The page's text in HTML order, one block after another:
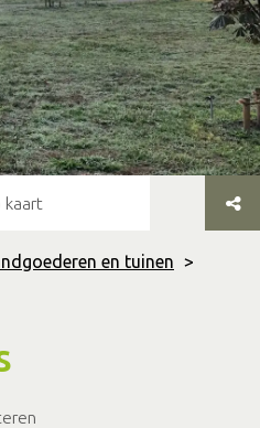
en tuinen >
kaart